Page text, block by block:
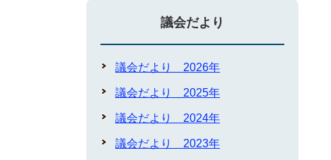
議会だより
議会だより 2026年
議会だより 2025年
議会だより 2024年
議会だより 2023年